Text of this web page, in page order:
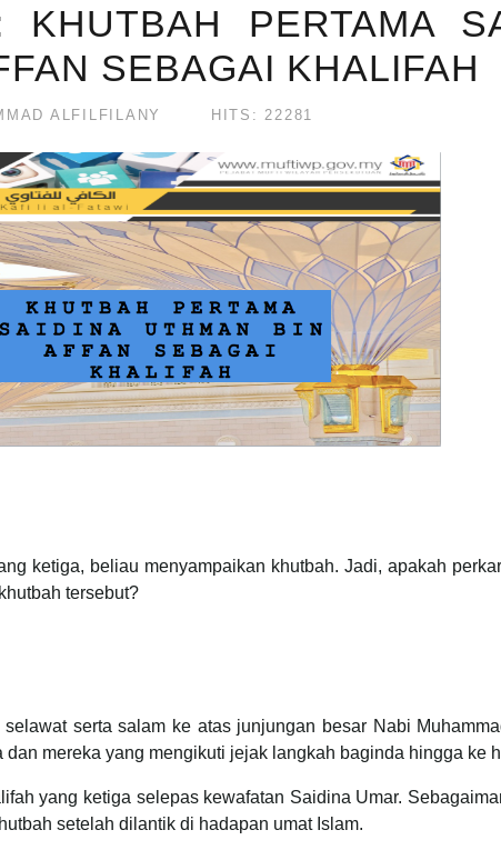
KHUTBAH PERTAMA
SEBAGAI KHALIFAH
ALFILFILANY HITS: 22281
ketiga, beliau menyampaikan khutbah. Jadi, apakah
tersebut?
serta salam ke atas junjungan besar Nabi
mereka yang mengikuti jejak langkah baginda hingga ke
yang ketiga selepas kewafatan Saidina Umar.
setelah dilantik di hadapan umat Islam.